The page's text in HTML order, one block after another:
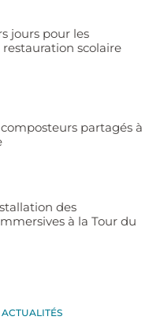
jours pour les
scolaire
partagés à
des
à la Tour du